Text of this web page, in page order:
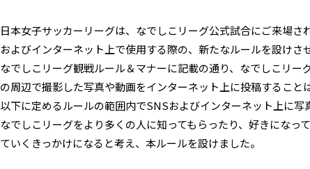
日本女子サッカーリーグは、なでしこリーグ公式試合にご来場
およびインターネット上で使用する際の、新たなルールを設けさ
なでしこリーグ観戦ルール＆マナーに記載の通り、なでしこリー
の周辺で撮影した写真や動画をインターネット上に投稿すること
以下に定めるルールの範囲内でSNSおよびインターネット上に写
なでしこリーグをより多くの人に知ってもらったり、好きになっ
ていくきっかけになると考え、本ルールを設けました。